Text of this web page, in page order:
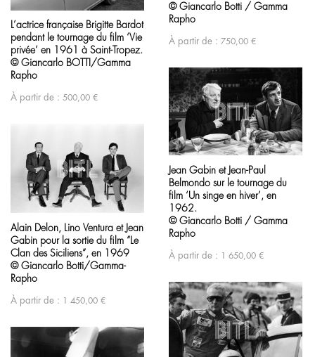
© Giancarlo Botti / Gamma
Rapho
À partir de : 750,00 €
L’actrice française Brigitte Bardot
pendant le tournage du film ‘Vie
privée’ en 1961 à Saint-Tropez.
© Giancarlo BOTTI/Gamma
Rapho
À partir de : 500,00 €
Jean Gabin et Jean-Paul
Belmondo sur le tournage du
film ‘Un singe en hiver’, en
1962.
© Giancarlo Botti / Gamma
Rapho
À partir de : 1 650,00 €
Alain Delon, Lino Ventura et Jean
Gabin pour la sortie du film “Le
Clan des Siciliens”, en 1969
© Giancarlo Botti/Gamma-
Rapho
À partir de : 1 450,00 €